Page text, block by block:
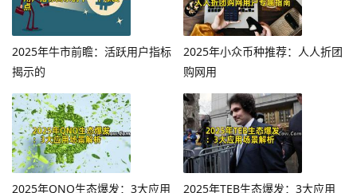
2025年牛市前瞻：活跃用户指标
揭示的
2025年小众币种推荐：人人折团
购网用
2025年QNO生态爆发：3大应用
2025年TEB生态爆发：3大应用